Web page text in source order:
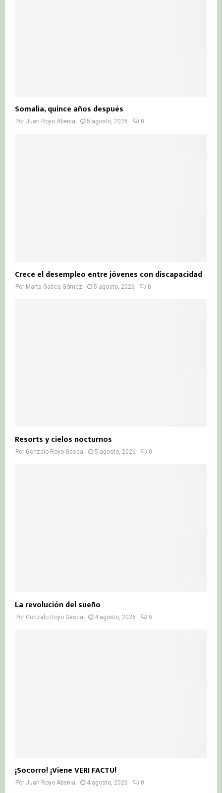
Somalia, quince años después
Por Juan Royo Abenia 5 agosto, 2026 0
Crece el desempleo entre jóvenes con discapacidad
Por Marta Gasca Gómez 5 agosto, 2026 0
Resorts y cielos nocturnos
Por Gonzalo Royo Gasca 5 agosto, 2026 0
La revolución del sueño
Por Gonzalo Royo Gasca 4 agosto, 2026 0
¡Socorro! ¡Viene VERI FACTU!
Por Juan Royo Abenia 4 agosto, 2026 0